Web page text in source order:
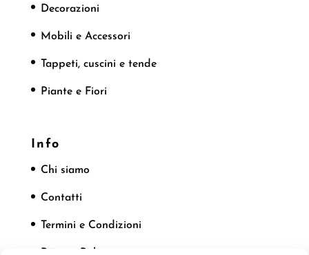
Decorazioni
Mobili e Accessori
Tappeti, cuscini e tende
Piante e Fiori
Info
Chi siamo
Contatti
Termini e Condizioni